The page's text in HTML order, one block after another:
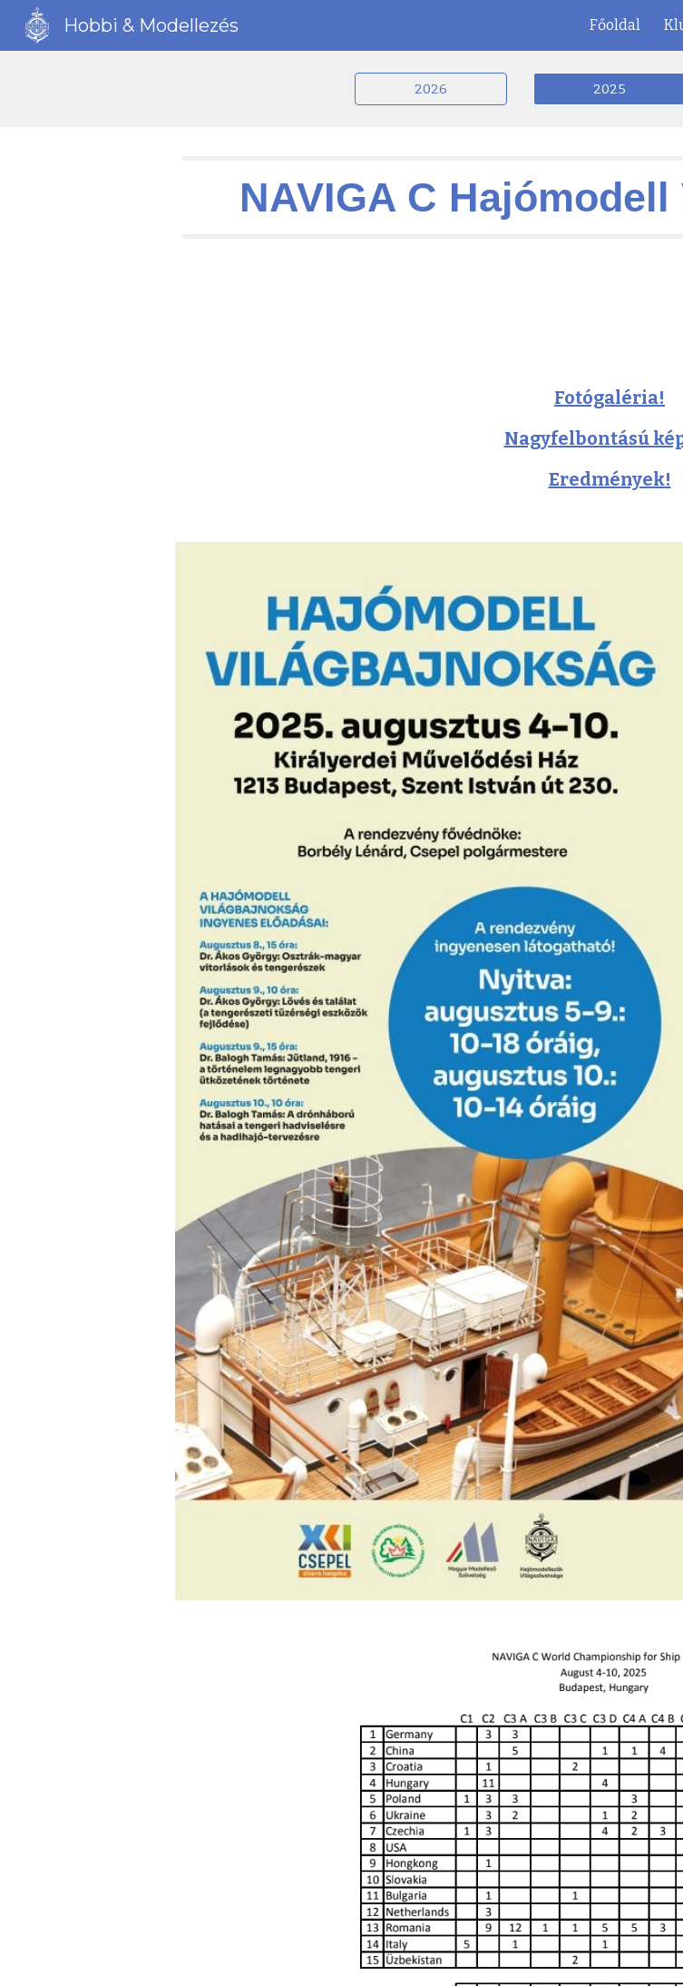
Hobbi & Modellezés Főoldal
2026 2025
NAVIGA C
Fotógaléria!
Nagyfelbontású
Eredmények!